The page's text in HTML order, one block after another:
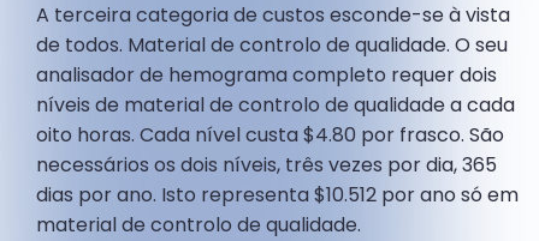
A terceira categoria de custos esconde-se à vista
de todos. Material de controlo de qualidade. O seu
analisador de hemograma completo requer dois
níveis de material de controlo de qualidade a cada
oito horas. Cada nível custa $4.80 por frasco. São
necessários os dois níveis, três vezes por dia, 365
dias por ano. Isto representa $10.512 por ano só em
material de controlo de qualidade.